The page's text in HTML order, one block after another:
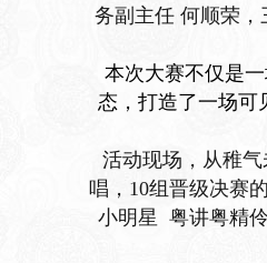
务副主任 何顺荣
本次大赛不仅是
态，打造了一场可
活动现场，从稚
唱，10组晋级决赛
小明星 粤讲粤精